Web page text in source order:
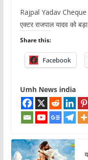
Rajpal Yadav
एक्टर राजपाल यादव को
Share this:
Facebook
Umh News india